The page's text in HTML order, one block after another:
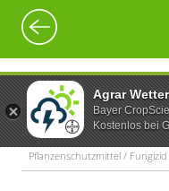
Agrar Wetter
Bayer
Kostenlos bei
Pflanzenschutzmittel /